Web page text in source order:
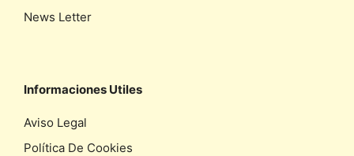
News Letter
Informaciones Utiles
Aviso Legal
Política De Cookies